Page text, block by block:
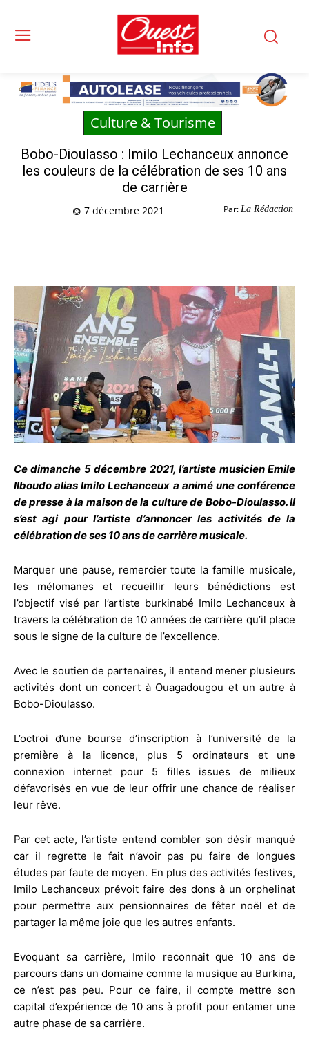
Culture & Tourisme
Bobo-Dioulasso : Imilo Lechanceux annonce
les couleurs de la célébration de ses 10 ans
de carrière
Par: La Rédaction
7 décembre 2021
Ce dimanche 5 décembre 2021, l’artiste musicien Emile
Ilboudo alias Imilo Lechanceux a animé une conférence
de presse à la maison de la culture de Bobo-Dioulasso. Il
s’est agi pour l’artiste d’annoncer les activités de la
célébration de ses 10 ans de carrière musicale.
Marquer une pause, remercier toute la famille musicale,
les mélomanes et recueillir leurs bénédictions est
l’objectif visé par l’artiste burkinabé Imilo Lechanceux à
travers la célébration de 10 années de carrière qu’il place
sous le signe de la culture de l’excellence.
Avec le soutien de partenaires, il entend mener plusieurs
activités dont un concert à Ouagadougou et un autre à
Bobo-Dioulasso.
L’octroi d’une bourse d’inscription à l’université de la
première à la licence, plus 5 ordinateurs et une
connexion internet pour 5 filles issues de milieux
défavorisés en vue de leur offrir une chance de réaliser
leur rêve.
Par cet acte, l’artiste entend combler son désir manqué
car il regrette le fait n’avoir pas pu faire de longues
études par faute de moyen. En plus des activités festives,
Imilo Lechanceux prévoit faire des dons à un orphelinat
pour permettre aux pensionnaires de fêter noël et de
partager la même joie que les autres enfants.
Evoquant sa carrière, Imilo reconnait que 10 ans de
parcours dans un domaine comme la musique au Burkina,
ce n’est pas peu. Pour ce faire, il compte mettre son
capital d’expérience de 10 ans à profit pour entamer une
autre phase de sa carrière.